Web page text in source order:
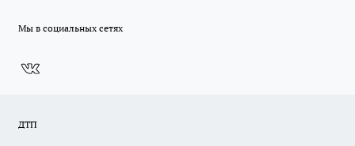
Мы в социальных сетях
ДТП